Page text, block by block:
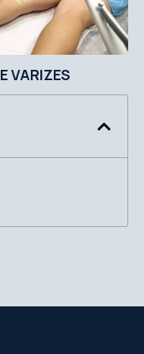
VARIZES